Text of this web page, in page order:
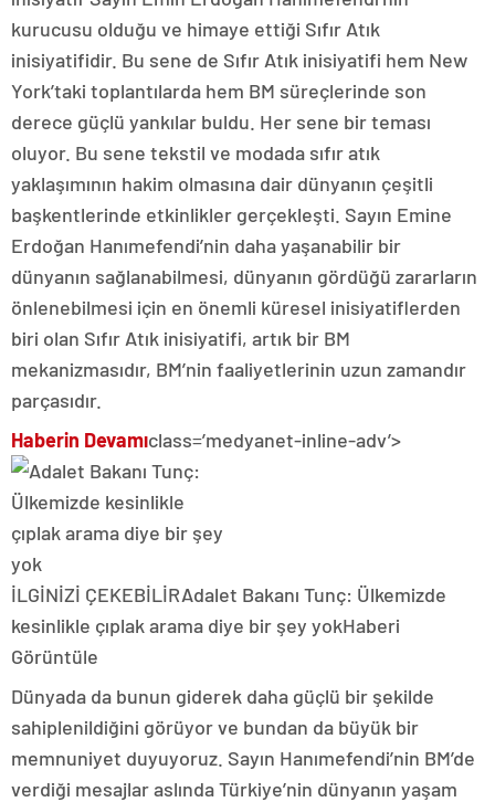
kurucusu olduğu ve himaye ettiği Sıfır Atık
inisiyatifidir. Bu sene de Sıfır Atık inisiyatifi hem New
York’taki toplantılarda hem BM süreçlerinde son
derece güçlü yankılar buldu. Her sene bir teması
oluyor. Bu sene tekstil ve modada sıfır atık
yaklaşımının hakim olmasına dair dünyanın çeşitli
başkentlerinde etkinlikler gerçekleşti. Sayın Emine
Erdoğan Hanımefendi’nin daha yaşanabilir bir
dünyanın sağlanabilmesi, dünyanın gördüğü zararların
önlenebilmesi için en önemli küresel inisiyatiflerden
biri olan Sıfır Atık inisiyatifi, artık bir BM
mekanizmasıdır, BM’nin faaliyetlerinin uzun zamandır
parçasıdır.
Haberin Devamıclass=’medyanet-inline-adv’>
İLGİNİZİ ÇEKEBİLİRAdalet Bakanı Tunç: Ülkemizde
kesinlikle çıplak arama diye bir şey yokHaberi
Görüntüle
Dünyada da bunun giderek daha güçlü bir şekilde
sahiplenildiğini görüyor ve bundan da büyük bir
memnuniyet duyuyoruz. Sayın Hanımefendi’nin BM’de
verdiği mesajlar aslında Türkiye’nin dünyanın yaşam